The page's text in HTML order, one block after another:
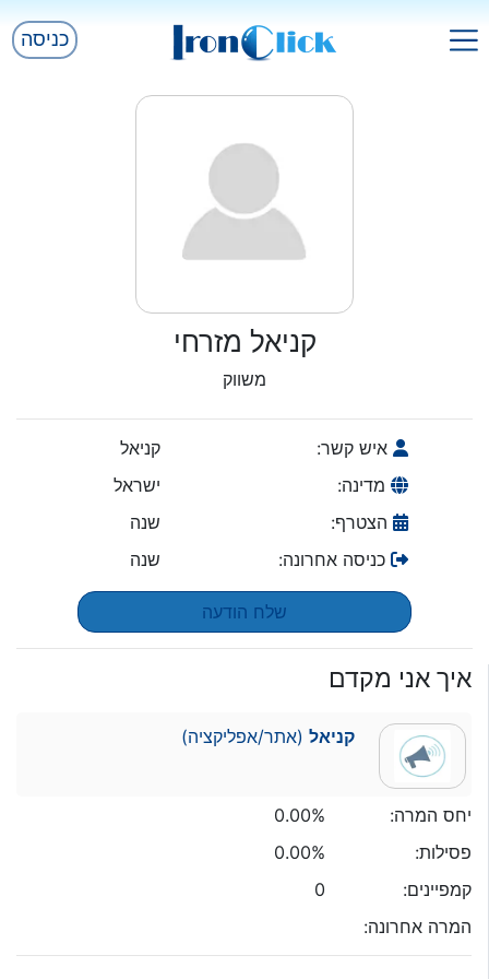
כניסה
קניאל מזרחי
משווק
איש קשר:
קניאל
מדינה:
ישראל
הצטרף:
שנה
כניסה אחרונה:
שנה
שלח הודעה
איך אני מקדם
קניאל(אתר/אפליקציה)
יחס המרה:
0.00%
פסילות:
0.00%
קמפיינים:
0
המרה אחרונה: